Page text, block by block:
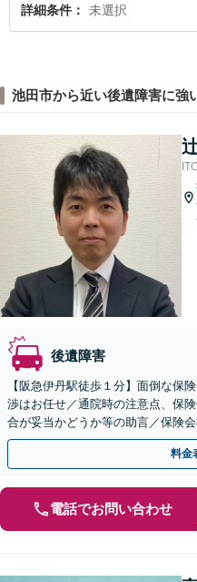
詳細条件 未選択
池田市から近い後遺障害に強
後遺障害
【阪急伊丹駅徒歩１分】面倒な保
渉はお任せ／通院時の注意点、保
合が妥当かどうか等の助言／保険
します【弁護士費用特約OK】
料金
電話でお問い合わせ